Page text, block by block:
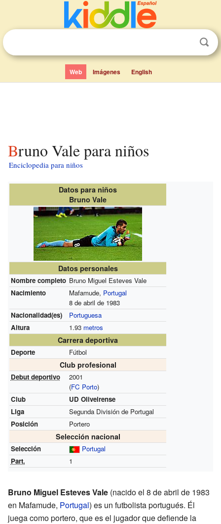
Web Imágenes English
Bruno Vale para niños
Enciclopedia para niños
Datos para niños
Bruno Vale
Datos personales
Nombre completo Bruno Miguel Esteves Vale
Nacimiento
Mafamude, Portugal
8 de abril de 1983
Nacionalidad(es)
Portuguesa
Altura
1.93 metros
Carrera deportiva
Deporte Fútbol
Club profesional
Debut deportivo
2001
(FC Porto)
Club
UD Oliveirense
Liga
Segunda División de Portugal
Posición
Portero
Selección nacional
Selección
Portugal
Part.
1
Bruno Miguel Esteves Vale (nacido el 8 de abril de 1983
en Mafamude, Portugal) es un futbolista portugués. Él
juega como portero, que es el jugador que defiende la